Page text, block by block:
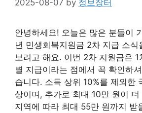
2025-08-07 by 정보장터
안녕하세요! 오늘은 많은 분들이
년 민생회복지원금 2차 지급 소식
보려고 해요. 이번 2차 지원금은
별 지급이라는 점에서 꼭 확인하
습니다. 소득 상위 10%를 제외한
상이며, 추가로 최대 10만 원이
지역에 따라 최대 55만 원까지 받